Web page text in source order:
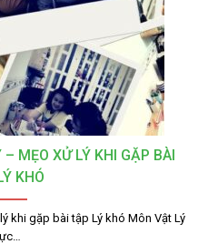
MẸO XỬ LÝ KHI GẶP BÀI
KHÓ
khi gặp bài tập Lý khó Môn Vật Lý